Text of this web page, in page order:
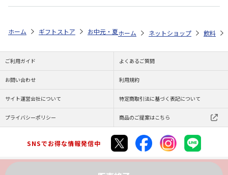
ホーム ギフトストア お中元・夏ギフト特集 2026 ゆうゆうギフト
ホーム ネットショップ 飲料
ご利用ガイド よくあるご質問
お問い合わせ 利用規約
サイト運営会社について 特定商取引法に基づく表記について
プライバシーポリシー 商品のご提案はこちら
SNSでお得な情報発信中